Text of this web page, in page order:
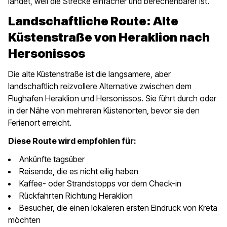
Landschaftliche Route: Alte
Küstenstraße von Heraklion nach
Hersonissos
Die alte Küstenstraße ist die langsamere, aber
landschaftlich reizvollere Alternative zwischen dem
Flughafen Heraklion und Hersonissos. Sie führt durch oder
in der Nähe von mehreren Küstenorten, bevor sie den
Ferienort erreicht.
Diese Route wird empfohlen für:
Ankünfte tagsüber
Reisende, die es nicht eilig haben
Kaffee- oder Strandstopps vor dem Check-in
Rückfahrten Richtung Heraklion
Besucher, die einen lokaleren ersten Eindruck von Kreta
möchten